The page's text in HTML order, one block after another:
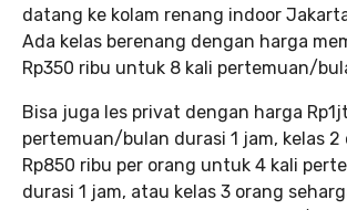
datang ke kolam renang indoor
Ada kelas berenang dengan harga
Rp350 ribu untuk 8 kali pertemuan/
Bisa juga les privat dengan harga
pertemuan/bulan durasi 1 jam, kelas 2
Rp850 ribu per orang untuk 4 kali
durasi 1 jam, atau kelas 3 orang